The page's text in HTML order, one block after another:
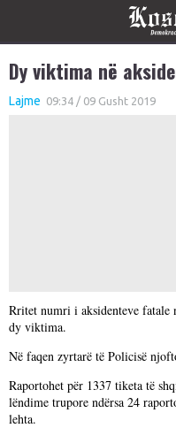
Dy viktima në
Lajme 09:34 / 09 Gusht 2019
Rritet numri i aksidenteve
dy viktima.
Në faqen zyrtarë të Policisë
Raportohet për 1337 tiketa të
lëndime trupore ndërsa 24
lehta.